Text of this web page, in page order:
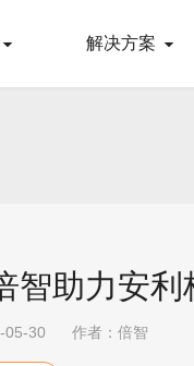
解决方案
智助力安利
05-30 作者：倍智